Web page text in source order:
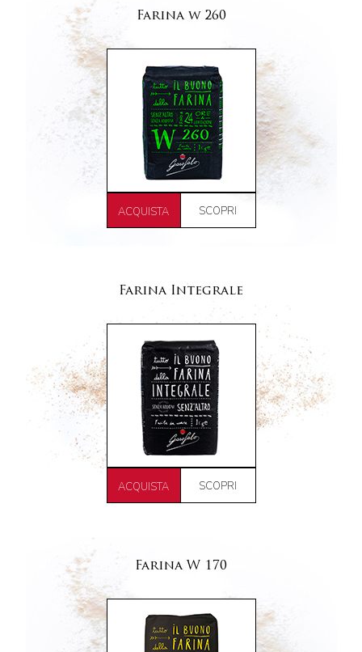
Farina w 260
ACQUISTA SCOPRI
Farina Integrale
ACQUISTA SCOPRI
Farina W 170